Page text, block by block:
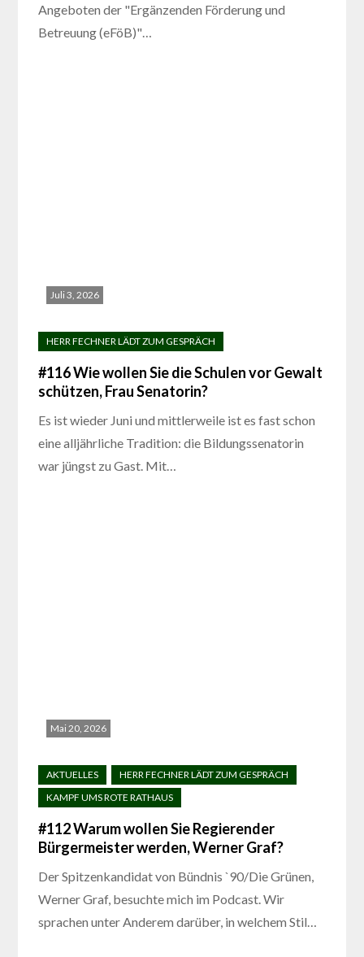
Angeboten der "Ergänzenden Förderung und
Betreuung (eFöB)"…
Juli 3, 2026
#116 Wie wollen Sie die Schulen vor Gewalt
schützen, Frau Senatorin?
Es ist wieder Juni und mittlerweile ist es fast schon
eine alljährliche Tradition: die Bildungssenatorin
war jüngst zu Gast. Mit…
Mai 20, 2026
#112 Warum wollen Sie Regierender
Bürgermeister werden, Werner Graf?
Der Spitzenkandidat von Bündnis `90/Die Grünen,
Werner Graf, besuchte mich im Podcast. Wir
sprachen unter Anderem darüber, in welchem Stil…